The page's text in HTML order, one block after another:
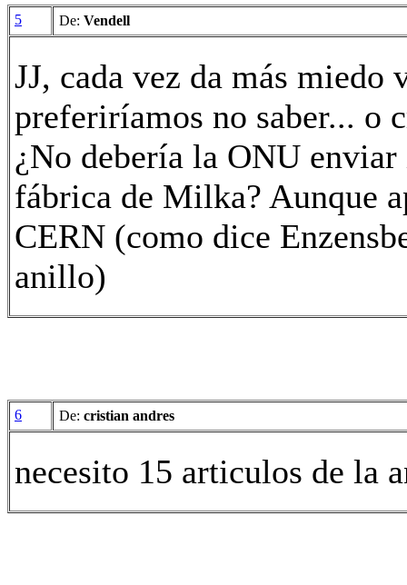
5 De: Vendell
JJ, cada vez da más miedo
preferiríamos no saber... o
¿No debería la ONU
fábrica de Milka? Aunque
CERN (como dice
anillo)
6 De: cristian andres
necesito 15 articulos de la